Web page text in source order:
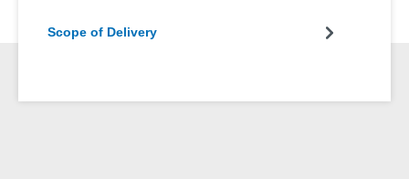
Scope of Delivery